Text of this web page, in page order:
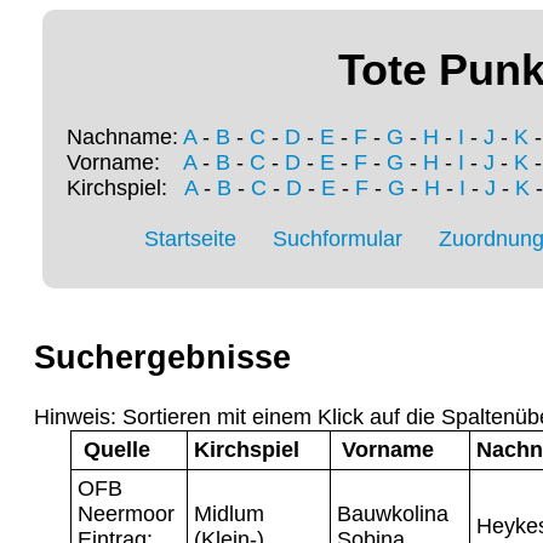
Tote
Nachname: A- B - C - D - E - F - G - H - I - J - K
Vorname: A- B - C - D - E - F - G - H - I - J - K
Kirchspiel: A- B - C - D- E- F- G - H - I - J - K
Startseite Suchformular
Suchergebnisse
Hinweis: Sortieren mit einem Klick auf die
Quelle
Kirchspiel Vorname
OFB
Neermoor
Midlum
Bauwkolina